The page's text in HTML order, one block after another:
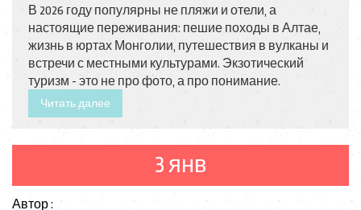
В 2026 году популярны не пляжи и отели, а
настоящие переживания: пешие походы в Алтае,
жизнь в юртах Монголии, путешествия в вулканы и
встречи с местными культурами. Экзотический
туризм - это не про фото, а про понимание.
Читать далее
3 янв
Автор :